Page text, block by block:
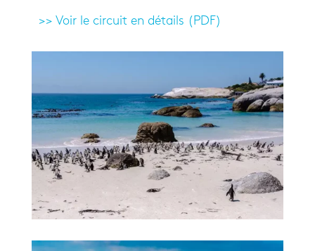
>> Voir le circuit en détails (PDF)